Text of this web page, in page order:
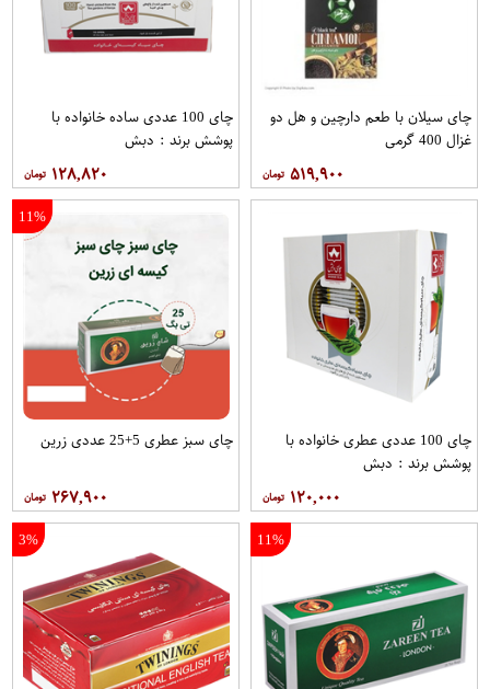
چای سیلان با طعم دارچین و هل دو
غزال 400 گرمی
۵۱۹,۹۰۰
چای 100 عددی ساده خانواده با
پوشش برند : دبش
۱۲۸,۸۲۰
چای 100 عددی عطری خانواده با
پوشش برند : دبش
۱۲۰,۰۰۰
11%
چای سبز عطری 5+25 عددی زرین
۲۶۷,۹۰۰
11%
3%